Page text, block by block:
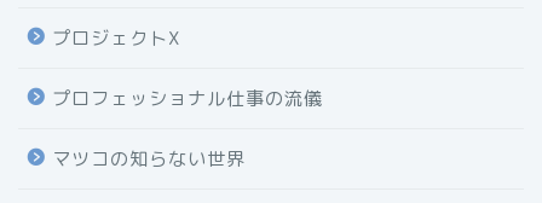
プロジェクトX
プロフェッショナル仕事の流儀
マツコの知らない世界